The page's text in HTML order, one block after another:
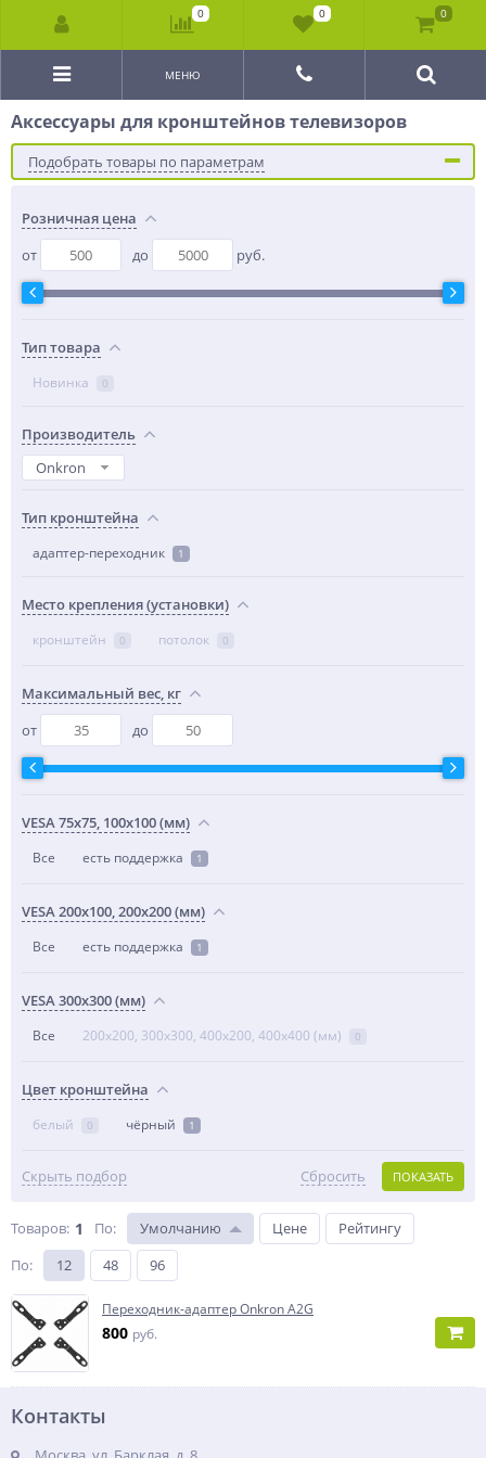
МЕНЮ
Аксессуары для кронштейнов телевизоров
Подобрать товары по параметрам
Розничная цена
от
до руб.
Тип товара
Новинка 0
Производитель
Onkron
Тип кронштейна
адаптер-переходник 1
Место крепления (установки)
кронштейн 0 потолок 0
Максимальный вес, кг
от
до
VESA 75x75, 100x100 (мм)
Все есть поддержка 1
VESA 200x100, 200x200 (мм)
Все есть поддержка 1
VESA 300x300 (мм)
Все 200x200, 300x300, 400x200, 400x400 (мм) 0
Цвет кронштейна
белый 0 чёрный 1
Скрыть подбор ПОКАЗАТЬ
Сбросить
Товаров: 1 По: Умолчанию Цене
Рейтингу
По: 12 48 96
Переходник-адаптер Onkron A2G
800 руб.
Контакты
0 0 0